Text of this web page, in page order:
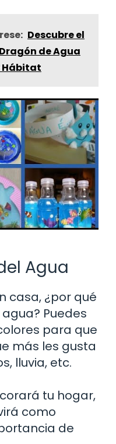
Descubre el
de Agua
Hábitat
Agua
casa, ¿por qué
Puedes
para que
más les gusta
lluvia, etc.
tu hogar,
como
de